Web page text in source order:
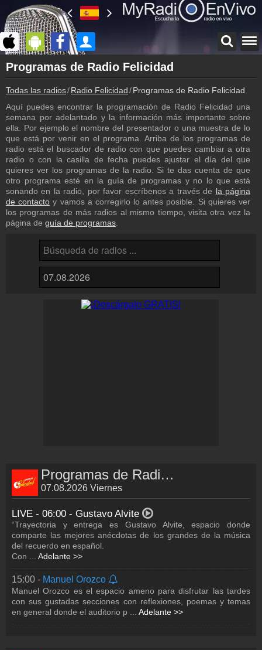
Página principal
myradioenvivo.mx
Radio Felicidad
Atrás a la página de Radio Felicidad
Inicio de sesión
¡Crea una cuenta propia!
Lista de canciones
Descubre lo que ha sonado hasta ahora
Podcast
Programa anterior de Radio Felicidad
Noticias
Noticias con relación a Radio Felicidad
¡Escríbenos!
Colaboración
¡Envía tu radio!
Inserción de la radio
Programas de Radio Felicidad
Todas las radios Radio Felicidad
Programas de Radio Felicidad
Aquí puedes encontrar la programación de Radio Felicidad una
semana por adelantado y la información más importante sobre
ella. Por ejemplo el nombre del presentador o una muestra de lo
que está por venir en el programa. Arriba de los programas de
radio está el buscador de radio con que puedes cambiar a otra
radio o con la casilla de fecha puedes ajustar el día del que
quieres ver los programas de la radio. Si te das cuenta de que
otro programa esté en la guía de programas y no lo que está
sonando en la radio, por favor escríbenos a través de la página
de contacto y vamos a corregirlo lo antes posible. Si quieres ver
los programas de más radios al mismo tiempo, visita otra vez la
página de guía de programas
Programas de Radio Felicidad
07.08.2026 Viernes
LIVE - 06:00 - Gustavo Alvite
“Trayectoria y entrega es Gustavo Alvite, espacio donde
comparte las mejores anécdotas de los grandes de la música
del recuerdo en español.
Con
Adelante >>
15:00 - Manuel Orozco
Manuel Orozco es el espacio ameno para disfrutar las tardes
con sus gustadas secciones con reflexiones, poemas y temas
en general donde el auditorio p ... Adelante >>